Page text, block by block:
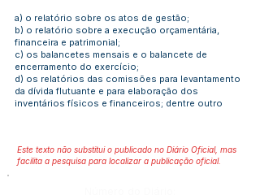
a) o relatório sobre os atos de gestão;
b) o relatório sobre a execução orçamentária,
financeira e patrimonial;
c) os balancetes mensais e o balancete de
encerramento do exercício;
d) os relatórios das comissões para levantamento
da dívida flutuante e para elaboração dos
inventários físicos e financeiros; dentre outro
Este texto não substitui o publicado no Diário Oficial, mas
facilita a pesquisa para localizar a publicação oficial.